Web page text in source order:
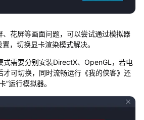
花屏等画面问题，可以尝试通过模拟器
，切换显卡渲染模式解决。
式需要分别安装DirectX、OpenGL，若电
才可切换，同时流畅运行《我的侠客》还
”运行模拟器。